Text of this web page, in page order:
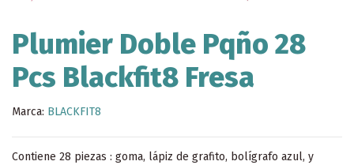
Plumier Doble Pqño 28
Pcs Blackfit8 Fresa
Marca: BLACKFIT8
Contiene 28 piezas : goma, lápiz de grafito, bolígrafo azul, y